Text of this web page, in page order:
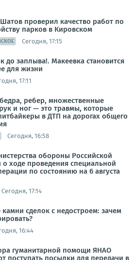
проверил качество работ по
парков в Кировском
Сегодня, 17:15
до заплыва!. Макеевка становится
для жизни
17:11
ребер, множественные
и ног — это травмы, которые
в ДТП на дорогах общего
Сегодня, 16:58
обороны Российской
ходе проведения специальной
по состоянию на 6 августа
Сегодня, 17:14
сделок с недостроем: зачем
16:44
гуманитарной помощи ЯНАО
поступать посылки для передачи в